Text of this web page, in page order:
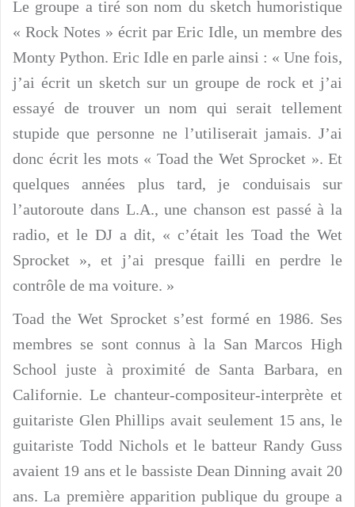
Le groupe a tiré son nom du sketch humoristique
« Rock Notes » écrit par Eric Idle, un membre des
Monty Python. Eric Idle en parle ainsi : « Une fois,
j’ai écrit un sketch sur un groupe de rock et j’ai
essayé de trouver un nom qui serait tellement
stupide que personne ne l’utiliserait jamais. J’ai
donc écrit les mots « Toad the Wet Sprocket ». Et
quelques années plus tard, je conduisais sur
l’autoroute dans L.A., une chanson est passé à la
radio, et le DJ a dit, « c’était les Toad the Wet
Sprocket », et j’ai presque failli en perdre le
contrôle de ma voiture. »
Toad the Wet Sprocket s’est formé en 1986. Ses
membres se sont connus à la San Marcos High
School juste à proximité de Santa Barbara, en
Californie. Le chanteur-compositeur-interprète et
guitariste Glen Phillips avait seulement 15 ans, le
guitariste Todd Nichols et le batteur Randy Guss
avaient 19 ans et le bassiste Dean Dinning avait 20
ans. La première apparition publique du groupe a